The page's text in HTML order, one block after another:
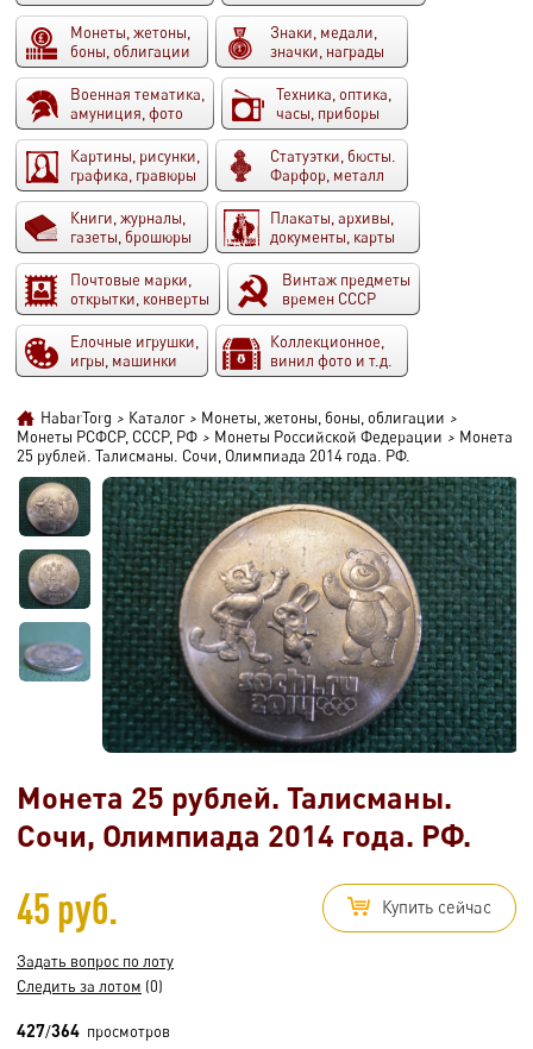
Монеты, жетоны,
боны, облигации
Знаки, медали,
значки, награды
Военная тематика,
амуниция, фото
Техника, оптика,
часы, приборы
Картины, рисунки,
графика, гравюры
Статуэтки, бюсты.
Фарфор, металл
Книги, журналы,
газеты, брошюры
Плакаты, архивы,
документы, карты
Почтовые марки,
открытки, конверты
Винтаж предметы
времен СССР
Елочные игрушки,
игры, машинки
Коллекционное,
винил фото и т.д.
HabarTorg > Каталог > Монеты, жетоны, боны, облигации >
Монеты РСФСР, СССР, РФ > Монеты Российской Федерации > Монета
25 рублей. Талисманы. Сочи, Олимпиада 2014 года. РФ.
Монета 25 рублей. Талисманы.
Сочи, Олимпиада 2014 года. РФ.
45 руб. Купить сейчас
Задать вопрос по лоту
Следить за лотом (0)
427/364 просмотров